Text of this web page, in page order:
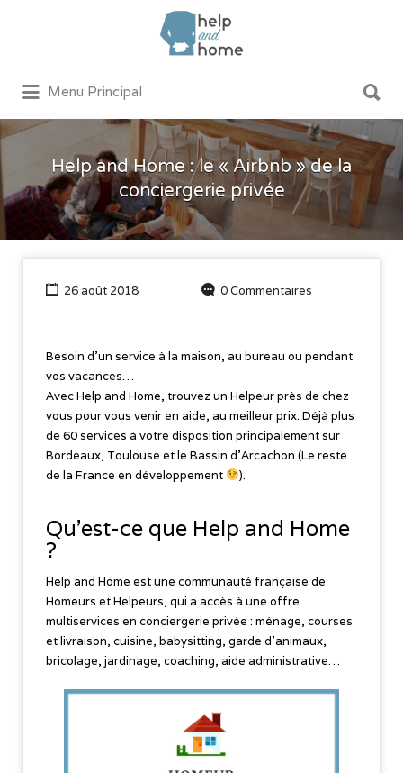
Menu Principal
Help and Home : le « Airbnb » de la
conciergerie privée
26 août 2018 0 Commentaires
Besoin d’un service à la maison, au bureau ou pendant
vos vacances…
Avec Help and Home, trouvez un Helpeur près de chez
vous pour vous venir en aide, au meilleur prix. Déjà plus
de 60 services à votre disposition principalement sur
Bordeaux, Toulouse et le Bassin d’Arcachon (Le reste
de la France en développement
).
Qu’est-ce que Help and Home
?
Help and Home est une communauté française de
Homeurs et Helpeurs, qui a accès à une offre
multiservices en conciergerie privée : ménage, courses
et livraison, cuisine, babysitting, garde d'animaux,
bricolage, jardinage, coaching, aide administrative…